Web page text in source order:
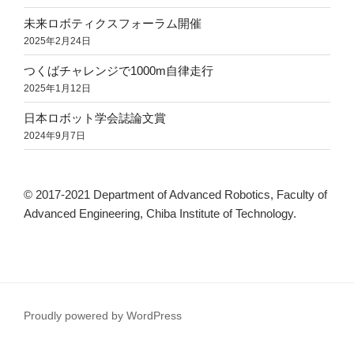
未来ロボティクスフォーラム開催
2025年2月24日
つくばチャレンジで1000m自律走行
2025年1月12日
日本ロボット学会誌論文賞
2024年9月7日
© 2017-2021 Department of Advanced Robotics, Faculty of
Advanced Engineering, Chiba Institute of Technology.
Proudly powered by WordPress